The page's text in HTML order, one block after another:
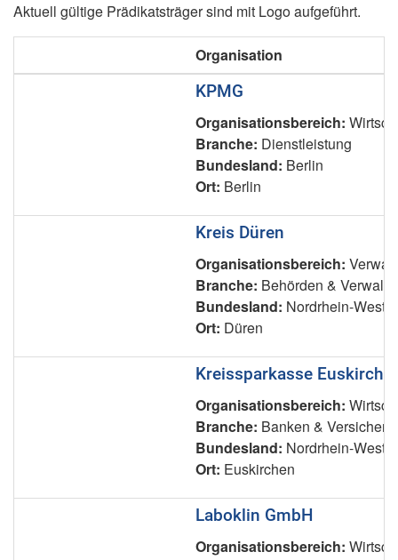
Aktuell gültige Prädikatsträger sind mit Logo aufgeführt.
Organisation
KPMG
Organisationsbereich:
Branche: Dienstleistung
Bundesland: Berlin
Ort: Berlin
Kreis Düren
Organisationsbereich:
Branche: Behörden &
Bundesland: Nordrhein-
Ort: Düren
Kreissparkasse
Organisationsbereich:
Branche: Banken &
Bundesland: Nordrhein-
Ort: Euskirchen
Laboklin GmbH
Organisationsbereich: